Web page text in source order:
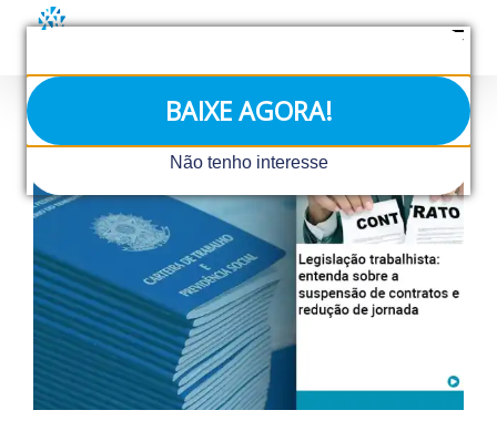
BAIXE AGORA!
Não tenho interesse
conteúdo